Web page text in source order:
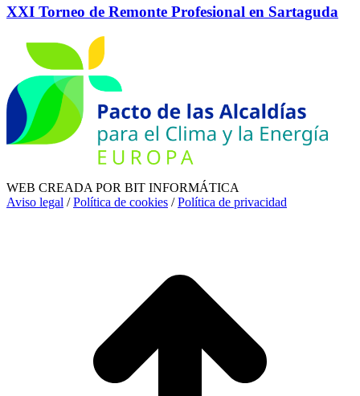
XXI Torneo de Remonte Profesional en Sartaguda
WEB CREADA POR BIT INFORMÁTICA
Aviso legal /Política de cookies /Política de privacidad